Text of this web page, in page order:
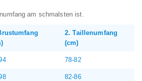
am schmalsten ist.
2. Taillenumfang
(cm)
78-82
82-86